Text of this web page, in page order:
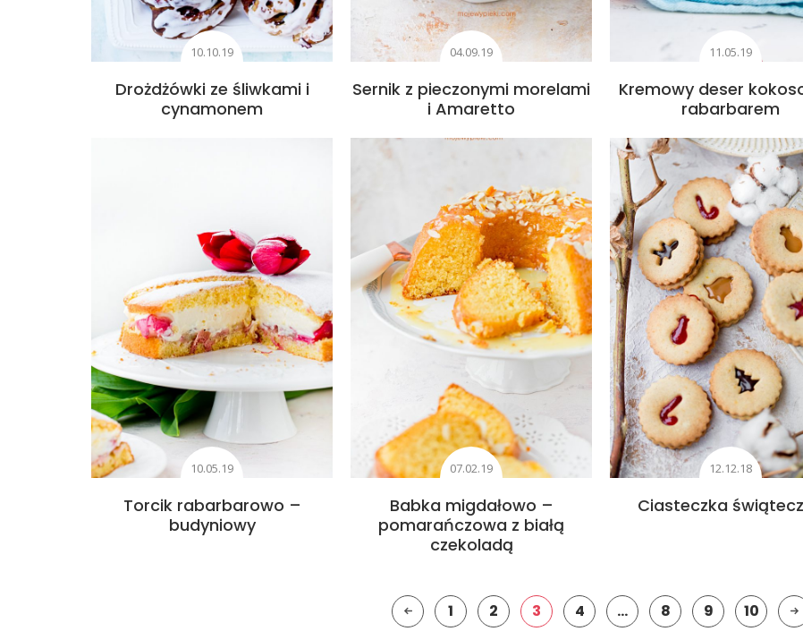
10.10.19
Drożdżówki ze śliwkami i
cynamonem
04.09.19
Sernik z pieczonymi morelami
i Amaretto
11.05.19
Kremowy deser
rabarbarem
10.05.19
Torcik rabarbarowo –
budyniowy
07.02.19
Babka migdałowo –
pomarańczowa z białą
czekoladą
12.12.18
Ciasteczka
1 2 3 4 … 8 9 10